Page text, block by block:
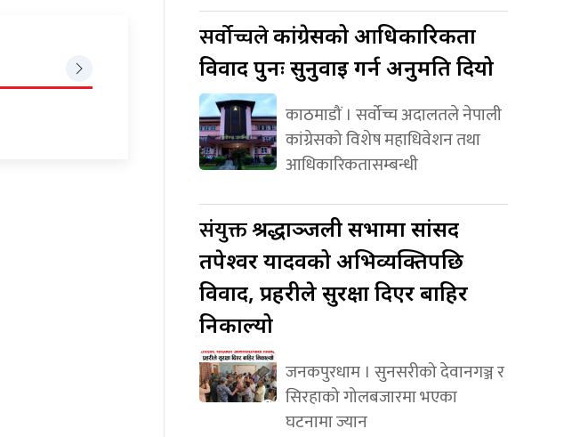
सर्वोच्चलेकांग्रेसको आधिकारिकता
विवाद पुनः सुनुवाइ गर्न अनुमति दियो
काठमाडौं । सर्वोच्च अदालतले नेपाली
कांग्रेसको विशेष महाधिवेशन तथा
आधिकारिकतासम्बन्धी
संयुक्तश्रद्धाञ्जली सभामा सांसद
तपेश्वर यादवको अभिव्यक्तिपछि
विवाद, प्रहरीले सुरक्षा दिएर बाहिर
निकाल्यो
जनकपुरधाम । सुनसरीको देवानगञ्ज र
सिरहाको गोलबजारमा भएका
घटनामा ज्यान